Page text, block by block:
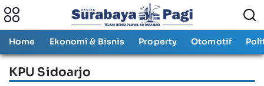
Home Ekonomi & Bisnis Property Otomotif
KPU Sidoarjo